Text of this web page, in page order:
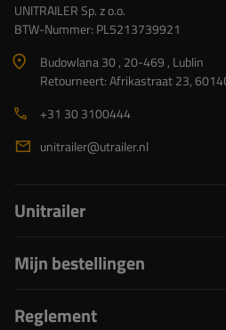
UNITRAILER Sp. z o.o.
BTW-Nummer: PL5213739921
Budowlana 30 , 20-469 , Lublin
Retourneert: Afrikastraat 23,
+31 30 3100444
unitrailer@utrailer.nl
Unitrailer
Mijn bestellingen
Reglement